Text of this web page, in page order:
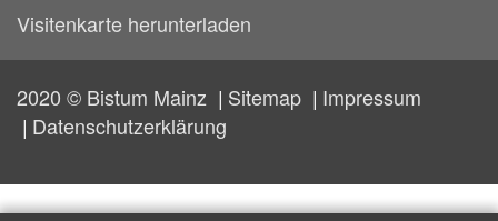
Visitenkarte herunterladen
2020 © Bistum Mainz Sitemap
Impressum
Datenschutzerklärung